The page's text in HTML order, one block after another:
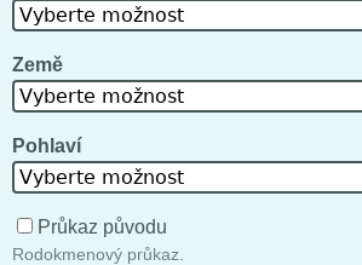
Vyberte možnost
Země
Vyberte možnost
Pohlaví
Vyberte možnost
Průkaz původu
Rodokmenový průkaz.